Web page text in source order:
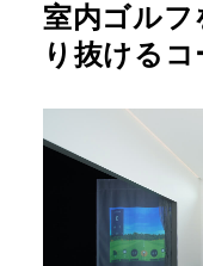
室内ゴルフ
り抜ける